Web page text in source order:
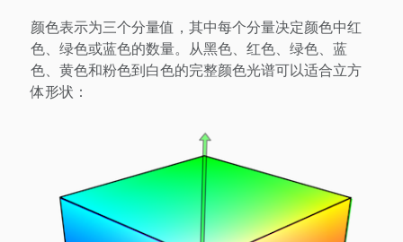
颜色表示为三个分量值，其中每个分量决定颜色中红
色、绿色或蓝色的数量。从黑色、红色、绿色、蓝
色、黄色和粉色到白色的完整颜色光谱可以适合立方
体形状：